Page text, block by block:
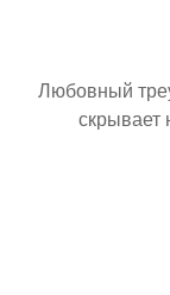
Любовный
скрывает